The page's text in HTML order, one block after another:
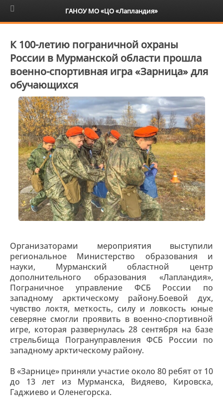
6+
К 100-летию пограничной охраны
России в Мурманской области прошла
военно-спортивная игра «Зарница» для
обучающихся
Организаторами мероприятия выступили
региональное Министерство образования и
науки, Мурманский областной центр
дополнительного образования «Лапландия»,
Пограничное управление ФСБ России по
западному арктическому району.Боевой дух,
чувство локтя, меткость, силу и ловкость юные
северяне смогли проявить в военно-спортивной
игре, которая развернулась 28 сентября на базе
стрельбища Погрануправления ФСБ России по
западному арктическому району.
В «Зарнице» приняли участие около 80 ребят от 10
до 13 лет из Мурманска, Видяево, Кировска,
Гаджиево и Оленегорска.
ГАНОУ МО «ЦО «Лапландия»